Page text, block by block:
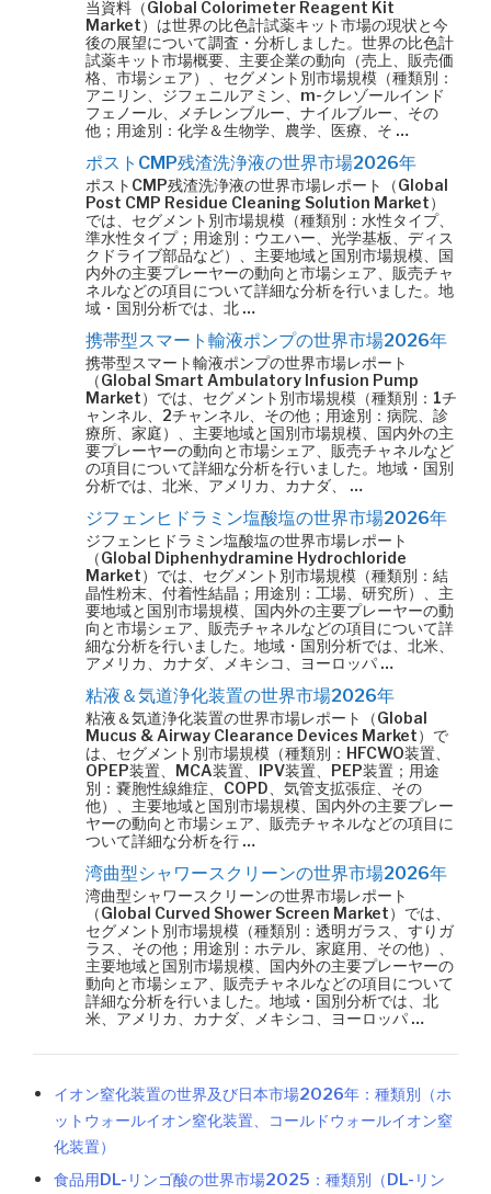
当資料（Global Colorimeter Reagent Kit
Market）は世界の比色計試薬キット市場の現状と今
後の展望について調査・分析しました。世界の比色計
試薬キット市場概要、主要企業の動向（売上、販売価
格、市場シェア）、セグメント別市場規模（種類別：
アニリン、ジフェニルアミン、m-クレゾールインド
フェノール、メチレンブルー、ナイルブルー、その
他；用途別：化学＆生物学、農学、医療、そ …
ポストCMP残渣洗浄液の世界市場2026年
ポストCMP残渣洗浄液の世界市場レポート（Global
Post CMP Residue Cleaning Solution Market）
では、セグメント別市場規模（種類別：水性タイプ、
準水性タイプ；用途別：ウエハー、光学基板、ディス
クドライブ部品など）、主要地域と国別市場規模、国
内外の主要プレーヤーの動向と市場シェア、販売チャ
ネルなどの項目について詳細な分析を行いました。地
域・国別分析では、北 …
携帯型スマート輸液ポンプの世界市場2026年
携帯型スマート輸液ポンプの世界市場レポート
（Global Smart Ambulatory Infusion Pump
Market）では、セグメント別市場規模（種類別：1チ
ャンネル、2チャンネル、その他；用途別：病院、診
療所、家庭）、主要地域と国別市場規模、国内外の主
要プレーヤーの動向と市場シェア、販売チャネルなど
の項目について詳細な分析を行いました。地域・国別
分析では、北米、アメリカ、カナダ、 …
ジフェンヒドラミン塩酸塩の世界市場2026年
ジフェンヒドラミン塩酸塩の世界市場レポート
（Global Diphenhydramine Hydrochloride
Market）では、セグメント別市場規模（種類別：結
晶性粉末、付着性結晶；用途別：工場、研究所）、主
要地域と国別市場規模、国内外の主要プレーヤーの動
向と市場シェア、販売チャネルなどの項目について詳
細な分析を行いました。地域・国別分析では、北米、
アメリカ、カナダ、メキシコ、ヨーロッパ …
粘液＆気道浄化装置の世界市場2026年
粘液＆気道浄化装置の世界市場レポート（Global
Mucus & Airway Clearance Devices Market）で
は、セグメント別市場規模（種類別：HFCWO装置、
OPEP装置、MCA装置、IPV装置、PEP装置；用途
別：嚢胞性線維症、COPD、気管支拡張症、その
他）、主要地域と国別市場規模、国内外の主要プレー
ヤーの動向と市場シェア、販売チャネルなどの項目に
ついて詳細な分析を行 …
湾曲型シャワースクリーンの世界市場2026年
湾曲型シャワースクリーンの世界市場レポート
（Global Curved Shower Screen Market）では、
セグメント別市場規模（種類別：透明ガラス、すりガ
ラス、その他；用途別：ホテル、家庭用、その他）、
主要地域と国別市場規模、国内外の主要プレーヤーの
動向と市場シェア、販売チャネルなどの項目について
詳細な分析を行いました。地域・国別分析では、北
米、アメリカ、カナダ、メキシコ、ヨーロッパ …
イオン窒化装置の世界及び日本市場2026年：種類別（ホ
ットウォールイオン窒化装置、コールドウォールイオン窒
化装置）
食品用DL-リンゴ酸の世界市場2025：種類別（DL-リン